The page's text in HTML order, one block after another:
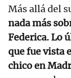
Más allá del
nada más
Federica. Lo
que fue vista
chico en